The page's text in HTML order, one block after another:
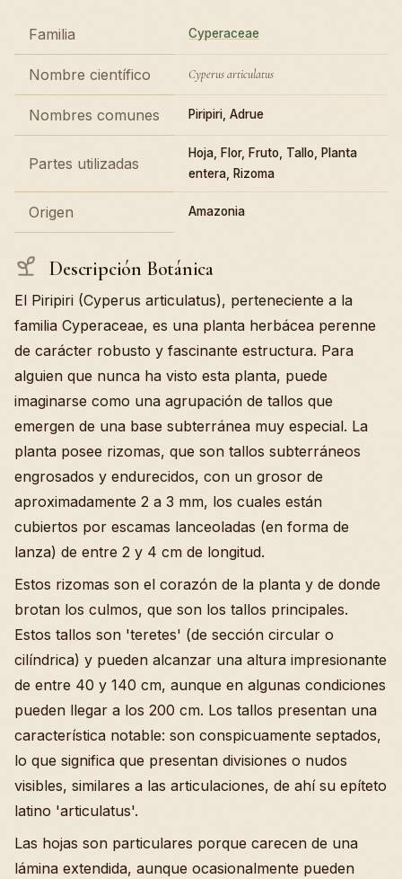
Familia Cyperaceae
Nombre científico Cyperus articulatus
Nombres comunes Piripiri, Adrue
Partes utilizadas
Hoja, Flor, Fruto, Tallo, Planta
entera, Rizoma
Origen Amazonia
Descripción Botánica
El Piripiri (Cyperus articulatus), perteneciente a la
familia Cyperaceae, es una planta herbácea perenne
de carácter robusto y fascinante estructura. Para
alguien que nunca ha visto esta planta, puede
imaginarse como una agrupación de tallos que
emergen de una base subterránea muy especial. La
planta posee rizomas, que son tallos subterráneos
engrosados y endurecidos, con un grosor de
aproximadamente 2 a 3 mm, los cuales están
cubiertos por escamas lanceoladas (en forma de
lanza) de entre 2 y 4 cm de longitud.
Estos rizomas son el corazón de la planta y de donde
brotan los culmos, que son los tallos principales.
Estos tallos son 'teretes' (de sección circular o
cilíndrica) y pueden alcanzar una altura impresionante
de entre 40 y 140 cm, aunque en algunas condiciones
pueden llegar a los 200 cm. Los tallos presentan una
característica notable: son conspicuamente septados,
lo que significa que presentan divisiones o nudos
visibles, similares a las articulaciones, de ahí su epíteto
latino 'articulatus'.
Las hojas son particulares porque carecen de una
lámina extendida, aunque ocasionalmente pueden